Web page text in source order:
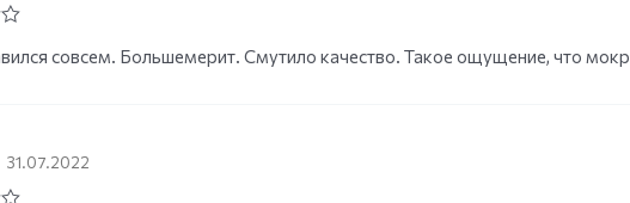
совсем. Большемерит. Смутило качество. Такое ощущение, что
31.07.2022